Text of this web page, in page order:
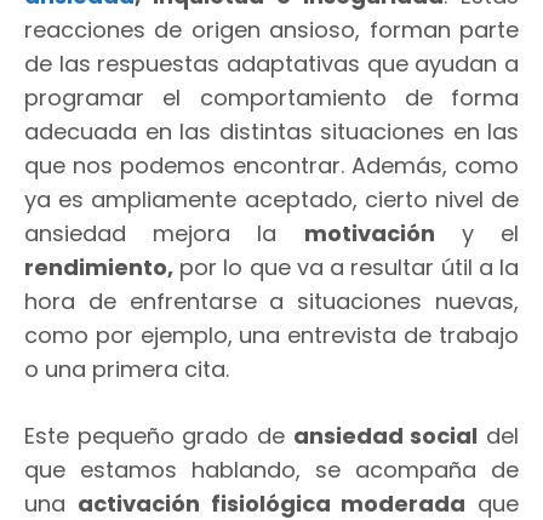
reacciones de origen ansioso, forman parte
de las respuestas adaptativas que ayudan a
programar el comportamiento de forma
adecuada en las distintas situaciones en las
que nos podemos encontrar. Además, como
ya es ampliamente aceptado, cierto nivel de
ansiedad mejora la motivación y el
rendimiento, por lo que va a resultar útil a la
hora de enfrentarse a situaciones nuevas,
como por ejemplo, una entrevista de trabajo
o una primera cita.
Este pequeño grado de ansiedad social del
que estamos hablando, se acompaña de
una activación fisiológica moderada que